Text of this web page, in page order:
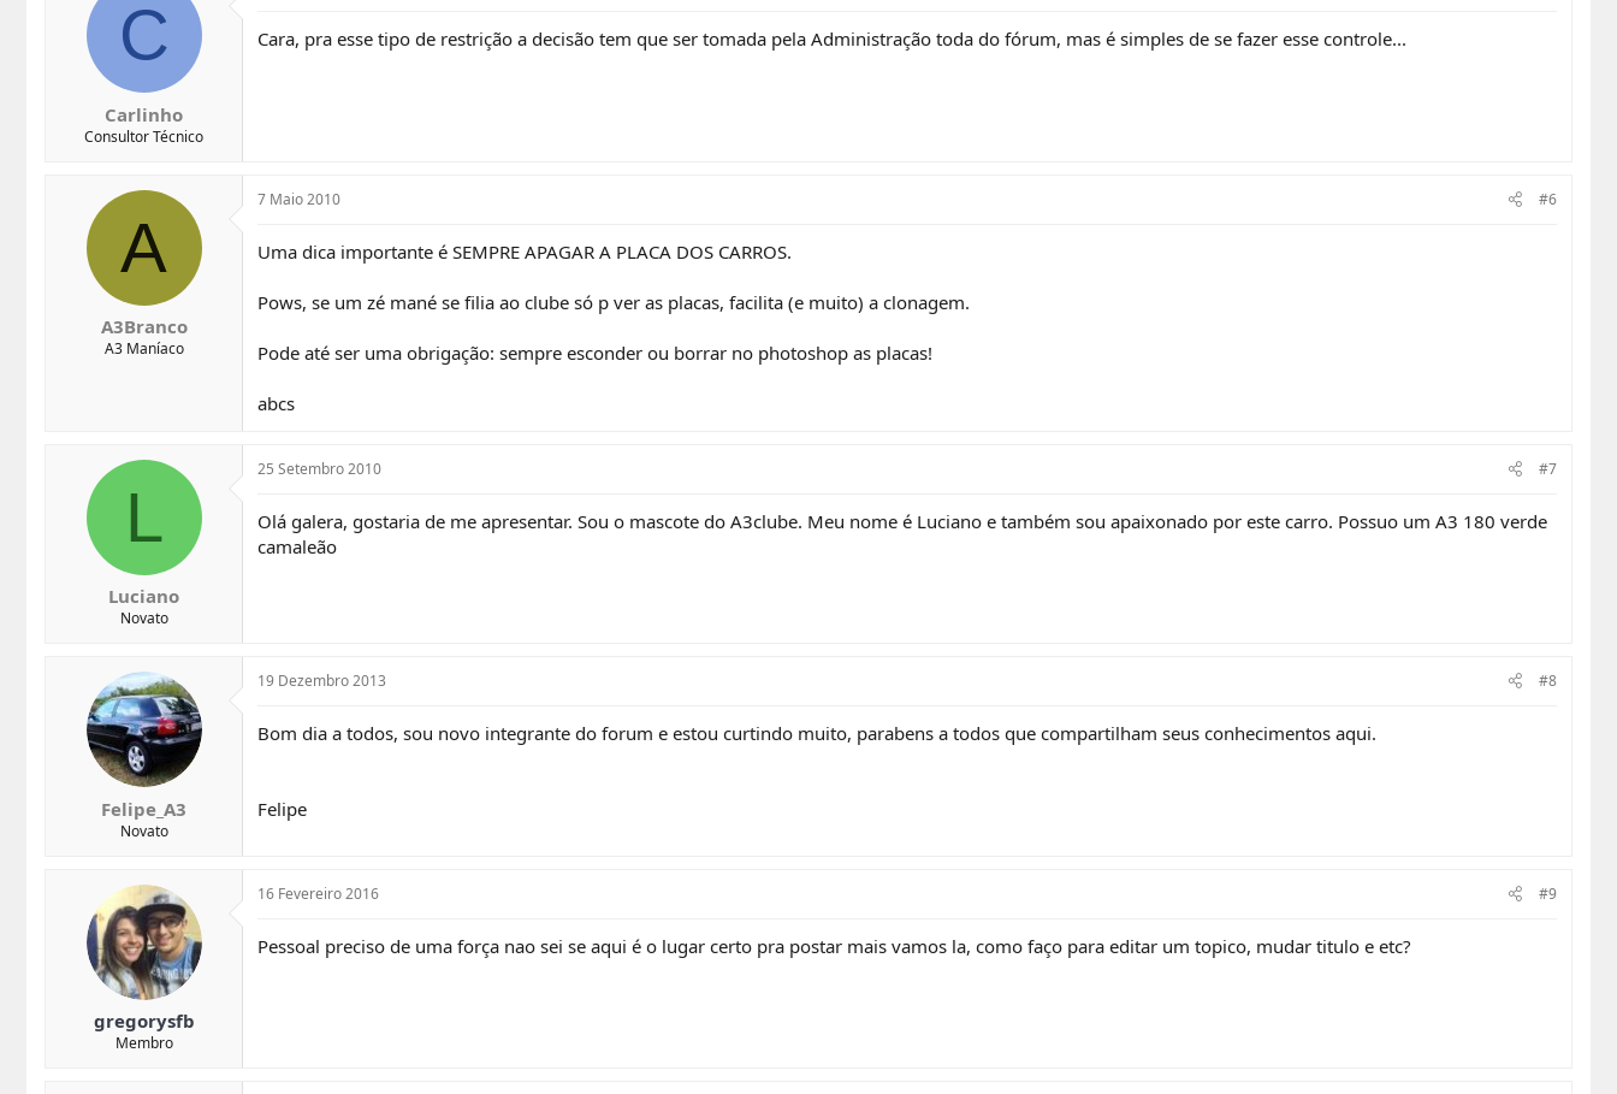
C
Carlinho
Consultor Técnico
Cara, pra esse tipo de restrição a decisão tem que ser tomada pela Administração toda do fórum, mas é simples de se fazer esse controle...
A
A3Branco
A3 Maníaco
7 Maio 2010 #6
Uma dica importante é SEMPRE APAGAR A PLACA DOS CARROS.
Pows, se um zé mané se filia ao clube só p ver as placas, facilita (e muito) a clonagem.
Pode até ser uma obrigação: sempre esconder ou borrar no photoshop as placas!
abcs
L
Luciano
Novato
25 Setembro 2010 #7
Olá galera, gostaria de me apresentar. Sou o mascote do A3clube. Meu nome é Luciano e também sou apaixonado por este carro. Possuo um A3 180 verde
camaleão
Felipe_A3
Novato
19 Dezembro 2013 #8
Bom dia a todos, sou novo integrante do forum e estou curtindo muito, parabens a todos que compartilham seus conhecimentos aqui.
Felipe
gregorysfb
Membro
16 Fevereiro 2016 #9
Pessoal preciso de uma força nao sei se aqui é o lugar certo pra postar mais vamos la, como faço para editar um topico, mudar titulo e etc?